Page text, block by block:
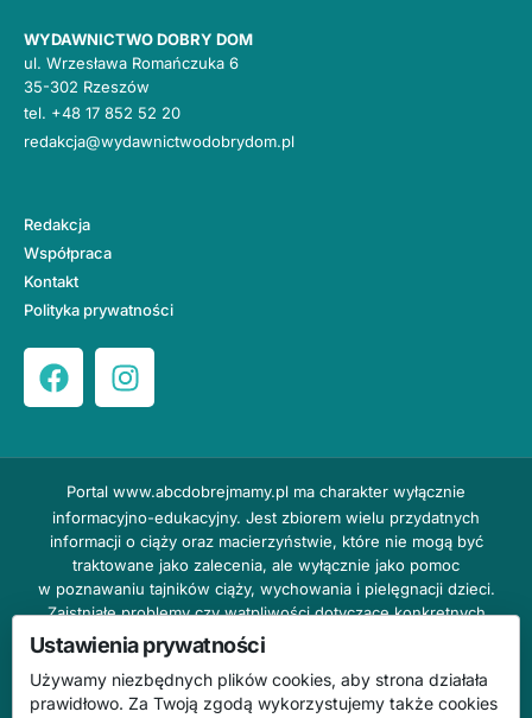
WYDAWNICTWO DOBRY DOM
ul. Wrzesława Romańczuka 6
35-302 Rzeszów
tel. +48 17 852 52 20
redakcja@wydawnictwodobrydom.pl
Redakcja
Współpraca
Kontakt
Polityka prywatności
Portal www.abcdobrejmamy.pl ma charakter wyłącznie
informacyjno-edukacyjny. Jest zbiorem wielu przydatnych
informacji o ciąży oraz macierzyństwie, które nie mogą być
traktowane jako zalecenia, ale wyłącznie jako pomoc
w poznawaniu tajników ciąży, wychowania i pielęgnacji dzieci.
Zaistniałe problemy czy wątpliwości dotyczące konkretnych
przypadków należy bezzwłocznie konsultować z prowadzącym
lekarzem ginekologiem lub innym stosownym specjalistą w danej
dziedzinie. DOBRY DOM nie odpowiada za treść reklam,
nie ponosi również żadnych konsekwencji prawnych ani
Ustawienia prywatności
Używamy niezbędnych plików cookies, aby strona działała
prawidłowo. Za Twoją zgodą wykorzystujemy także cookies